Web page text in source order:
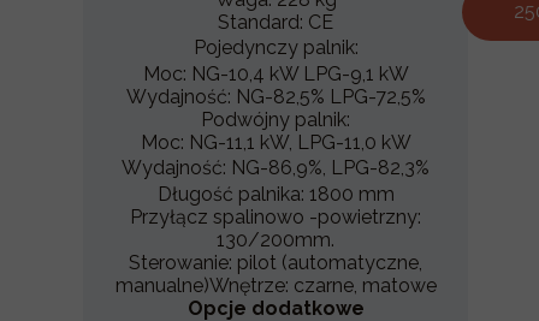
Standard: CE
Pojedynczy palnik:
Moc: NG-10,4 kW LPG-9,1 kW
Wydajność: NG-82,5% LPG-72,5%
Podwójny palnik:
Moc: NG-11,1 kW, LPG-11,0 kW
Wydajność: NG-86,9%, LPG-82,3%
Długość palnika: 1800 mm
Przyłącz spalinowo -powietrzny:
130/200mm.
Sterowanie: pilot (automatyczne,
manualne)Wnętrze: czarne, matowe
Opcje dodatkowe